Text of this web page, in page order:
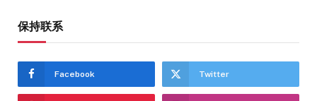
保持联系
Facebook Twitter